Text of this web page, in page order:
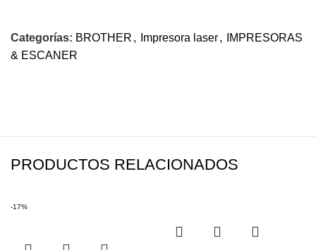
Categorías: BROTHER , Impresora laser,
IMPRESORAS
& ESCANER
PRODUCTOS RELACIONADOS
-17%